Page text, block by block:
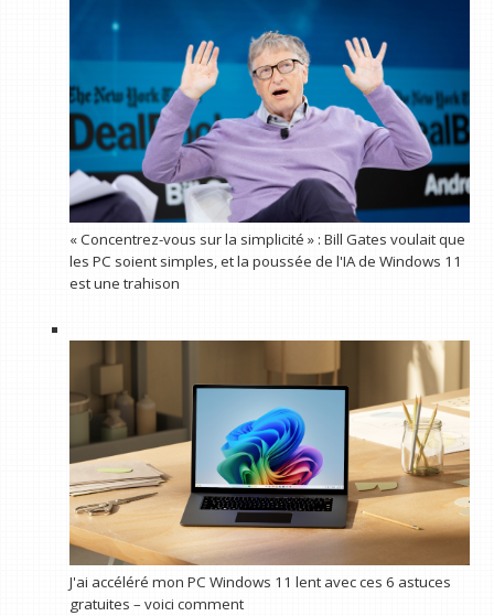
« Concentrez-vous sur la simplicité » : Bill Gates voulait que
les PC soient simples, et la poussée de l'IA de Windows 11
est une trahison
J'ai accéléré mon PC Windows 11 lent avec ces 6 astuces
gratuites – voici comment